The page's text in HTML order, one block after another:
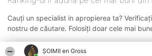
ȘOIMII en Gross
Cauți un specialist in apropierea ta?
nostru de căutare. Folosiți doar cele mai